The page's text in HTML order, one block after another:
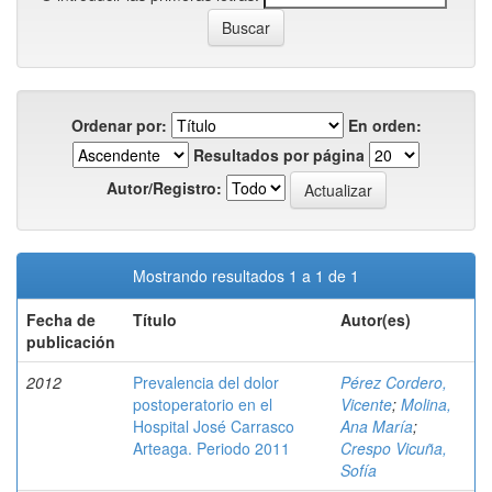
Ordenar por:
En orden:
Resultados por página
Autor/Registro:
Mostrando resultados 1 a 1 de 1
Fecha de
publicación
Título Autor(es)
2012
Prevalencia del dolor
postoperatorio en el
Hospital José Carrasco
Arteaga. Periodo 2011
Pérez Cordero,
Vicente; Molina,
Ana María;
Crespo Vicuña,
Sofía